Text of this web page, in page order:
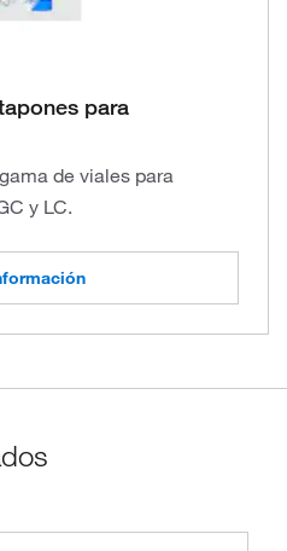
para
de viales para
y LC.